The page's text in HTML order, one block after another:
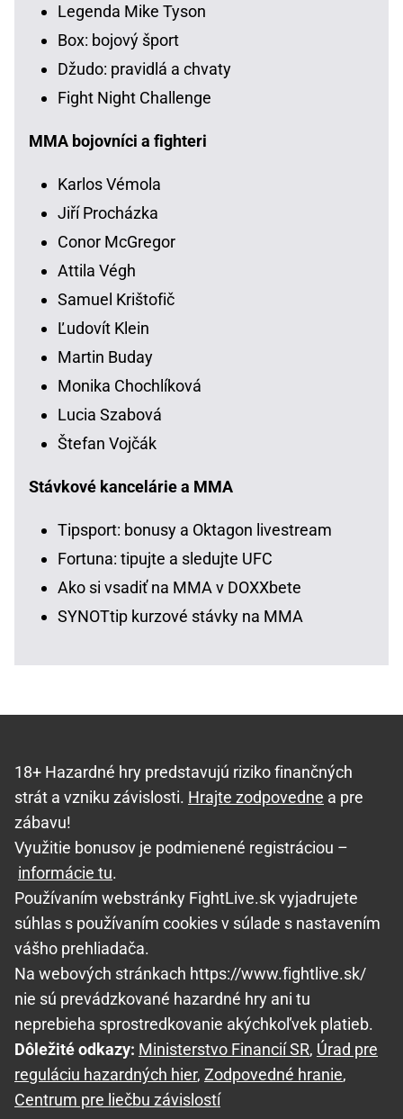
Legenda Mike Tyson
Box: bojový šport
Džudo: pravidlá a chvaty
Fight Night Challenge
MMA bojovníci a fighteri
Karlos Vémola
Jiří Procházka
Conor McGregor
Attila Végh
Samuel Krištofič
Ľudovít Klein
Martin Buday
Monika Chochlíková
Lucia Szabová
Štefan Vojčák
Stávkové kancelárie a MMA
Tipsport: bonusy a Oktagon livestream
Fortuna: tipujte a sledujte UFC
Ako si vsadiť na MMA v DOXXbete
SYNOTtip kurzové stávky na MMA
18+ Hazardné hry predstavujú riziko finančných
strát a vzniku závislosti. Hrajte zodpovedne a pre
zábavu!
Využitie bonusov je podmienené registráciou –
informácie tu.
Používaním webstránky FightLive.sk vyjadrujete
súhlas s používaním cookies v súlade s nastavením
vášho prehliadača.
Na webových stránkach https://www.fightlive.sk/
nie sú prevádzkované hazardné hry ani tu
neprebieha sprostredkovanie akýchkoľvek platieb.
Dôležité odkazy: Ministerstvo Financií SR, Úrad pre
reguláciu hazardných hier, Zodpovedné hranie,
Centrum pre liečbu závislostí